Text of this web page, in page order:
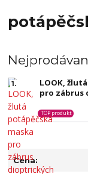
1.
LOOK,
pro zábrus
TOP produkt
Cena: